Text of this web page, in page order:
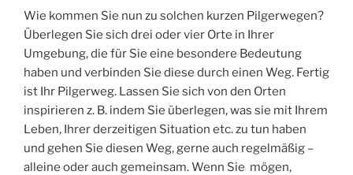
Wie kommen Sie nun zu solchen kurzen Pilgerwegen?
Überlegen Sie sich drei oder vier Orte in Ihrer
Umgebung, die für Sie eine besondere Bedeutung
haben und verbinden Sie diese durch einen Weg. Fertig
ist Ihr Pilgerweg. Lassen Sie sich von den Orten
inspirieren z. B. indem Sie überlegen, was sie mit Ihrem
Leben, Ihrer derzeitigen Situation etc. zu tun haben
und gehen Sie diesen Weg, gerne auch regelmäßig –
alleine oder auch gemeinsam. Wenn Sie mögen,